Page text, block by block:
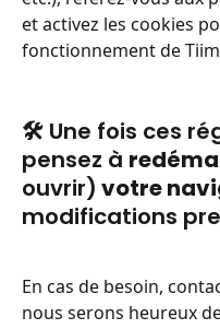
et activez les cookies
fonctionnement de
🛠️ Une fois ces
pensez à
ouvrir) votre
modifications
En cas de besoin,
nous serons heureux